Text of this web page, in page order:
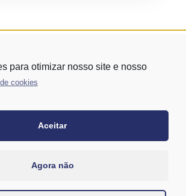
– Vila Mariana - São Paulo/SP
para otimizar nosso site e nosso
cookies
Aceitar
Agora não